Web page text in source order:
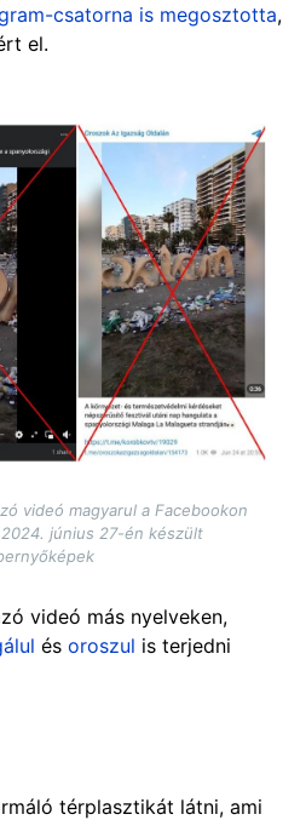
csatorna is megosztotta,
el.
videó magyarul a Facebookon
június 27-én készült
videó más nyelveken,
és oroszul is terjedni
térplasztikát látni, ami